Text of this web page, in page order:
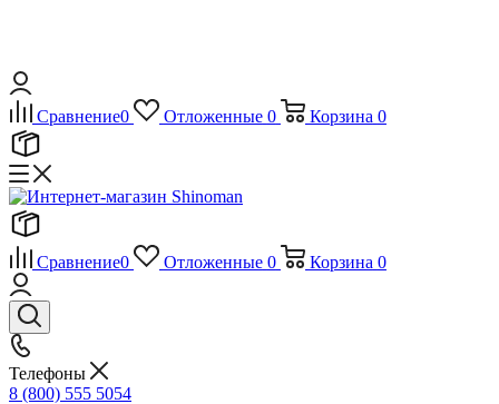
Сравнение0 Отложенные 0 Корзина 0
Сравнение0 Отложенные 0 Корзина 0
Телефоны
8 (800) 555 5054